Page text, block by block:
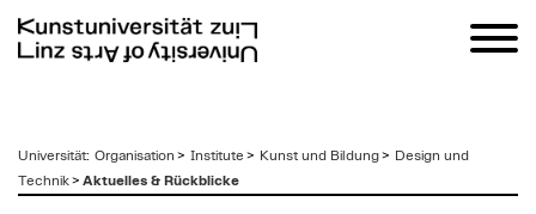
zum
Inhalt
Universität: Organisation > Institute > Kunst und Bildung> Design und
Technik> Aktuelles & Rückblicke